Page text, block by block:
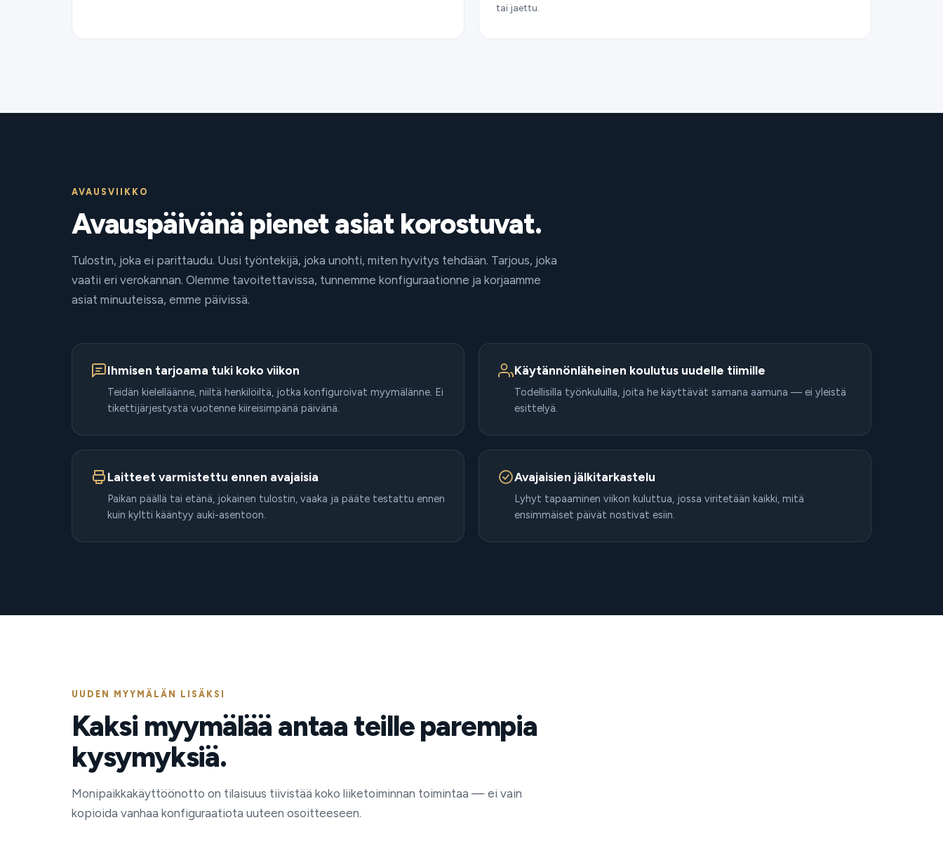
tai jaettu.
AVAUSVIIKKO
Avauspäivänä pienet asiat korostuvat.
Tulostin, joka ei parittaudu. Uusi työntekijä, joka unohti, miten hyvitys tehdään. Tarjous, joka
vaatii eri verokannan. Olemme tavoitettavissa, tunnemme konfiguraationne ja korjaamme
asiat minuuteissa, emme päivissä.
Ihmisen tarjoama tuki koko viikon
Teidän kielelläänne, niiltä henkilöiltä, jotka konfiguroivat myymälänne. Ei
tikettijärjestystä vuotenne kiireisimpänä päivänä.
Käytännönläheinen koulutus uudelle tiimille
Todellisilla työnkuluilla, joita he käyttävät samana aamuna — ei yleistä
esittelyä.
Laitteet varmistettu ennen avajaisia
Paikan päällä tai etänä, jokainen tulostin, vaaka ja pääte testattu ennen
kuin kyltti kääntyy auki-asentoon.
Avajaisien jälkitarkastelu
Lyhyt tapaaminen viikon kuluttua, jossa viritetään kaikki, mitä
ensimmäiset päivät nostivat esiin.
UUDEN MYYMÄLÄN LISÄKSI
Kaksi myymälää antaa teille parempia
kysymyksiä.
Monipaikkakäyttöönotto on tilaisuus tiivistää koko liiketoiminnan toimintaa — ei vain
kopioida vanhaa konfiguraatiota uuteen osoitteeseen.